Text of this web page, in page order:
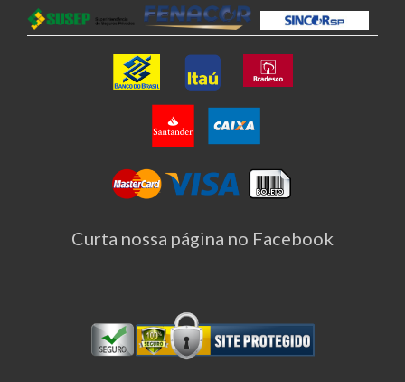
Curta nossa página no Facebook